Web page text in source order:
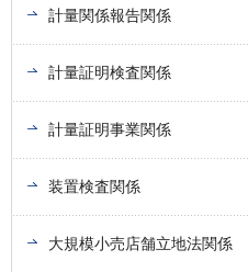
計量関係報告関係
計量証明検査関係
計量証明事業関係
装置検査関係
大規模小売店舗立地法関係